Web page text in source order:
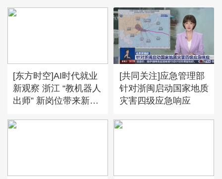
[东方时空]AI时代就业
新观察 浙江 “教机器人
出师” 新岗位带来新机
[共同关注]应急管理部
针对浙闽启动国家地质
灾害四级应急响应